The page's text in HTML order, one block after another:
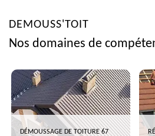
DEMOUSS'TOIT
Nos domaines de
DÉMOUSSAGE DE TOITURE 67